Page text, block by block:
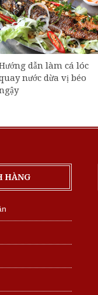
dẫn làm cá lóc
nước dừa vị béo
HÀNG